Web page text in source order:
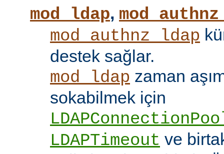
mod_ldap,
mod_authnz_ldap
destek sağlar.
mod_ldap zaman
sokabilmek için
LDAPTimeout ve